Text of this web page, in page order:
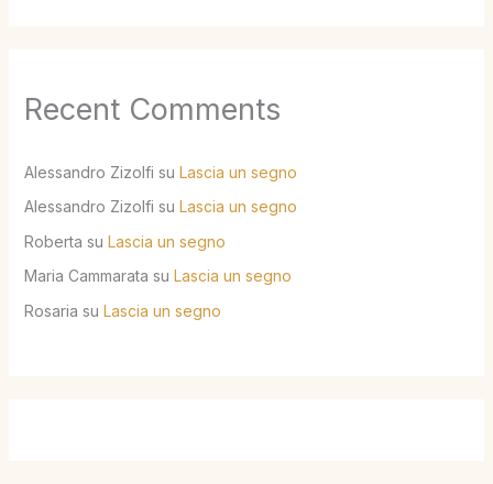
Recent Comments
Alessandro Zizolfi su Lascia un segno
Alessandro Zizolfi su Lascia un segno
Roberta su Lascia un segno
Maria Cammarata su Lascia un segno
Rosaria su Lascia un segno